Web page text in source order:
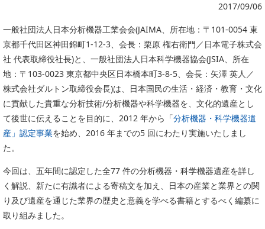
製品含有化学物質規制 UPDATE
統計
刊行物のご案内
委員会活動
協力企業との適正取引の推進
分析用X線検査装置他PCB廃棄物処理について
会員会社
会員リスト
入会のご案内
機器分析が支える、豊かな暮らしと産業のフロンティア
総論・各種分析法
環境
食品
ライフサイエンス
イメージング
X線・放射光
PICK UP CONTENTS
2017/09/06
一般社団法人日本分析機器工業会会(JAIMA、所在地：〒101-0054 東
京都千代田区神田錦町1-12-3、会長：栗原 権右衛門／日本電子株式会
社 代表取締役社長)と、一般社団法人日本科学機器協会(JSIA、所在
地：〒103-0023 東京都中央区日本橋本町3-8-5、会長：矢澤 英人／
株式会社ダルトン取締役会長)は、日本国民の生活・経済・教育・文化
に貢献した貴重な分析技術/分析機器や科学機器を、文化的遺産とし
て後世に伝えることを目的に、2012 年から「分析機器・科学機器遺
産」認定事業を始め、2016 年までの5 回にわたり実施いたしまし
た。
今回は、五年間に認定した全77 件の分析機器・科学機器遺産を詳し
く解説、新たに有識者による寄稿文を加え、日本の産業と業界との関
り及び遺産を通じた業界の歴史と意義を学べる書籍とするべく編纂に
取り組みました。